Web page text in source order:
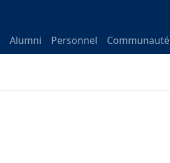
Alumni Personnel Communauté